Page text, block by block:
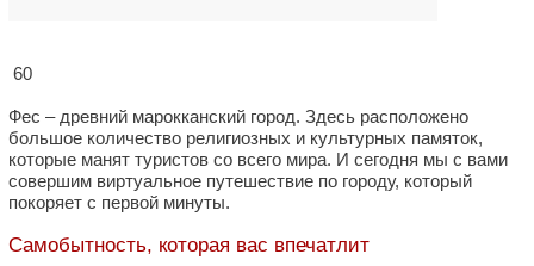
60
Фес – древний марокканский город. Здесь расположено
большое количество религиозных и культурных памяток,
которые манят туристов со всего мира. И сегодня мы с вами
совершим виртуальное путешествие по городу, который
покоряет с первой минуты.
Самобытность, которая вас впечатлит